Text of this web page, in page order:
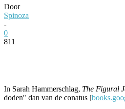
Door
Spinoza
-
0
811
In Sarah Hammerschlag, The Figural
doden" dan van de conatus [